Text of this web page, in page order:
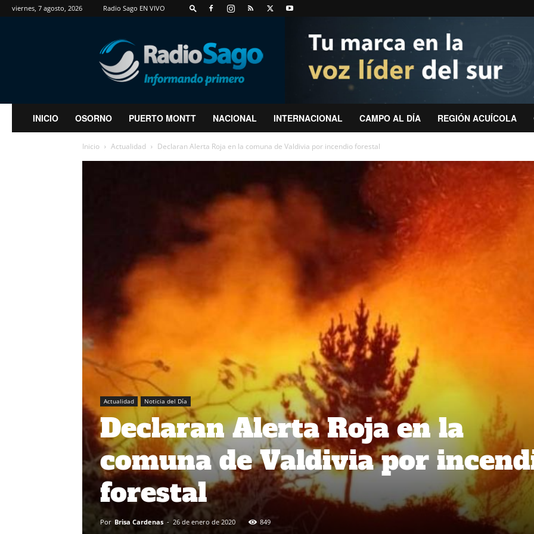
viernes, 7 agosto, 2026 Radio Sago EN VIVO
RadioSago
INICIO OSORNO PUERTO MONTT NACIONAL INTERNACIONAL CAMPO AL DÍA REGIÓN ACUÍCOLA
Inicio Actualidad Declaran Alerta Roja en la comuna de Valdivia por incendio forestal
Actualidad Noticia del Día
Declaran Alerta Roja en la
comuna de Valdivia por
forestal
Por Brisa Cardenas - 26 de enero de 2020 849